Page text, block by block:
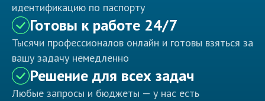
идентификацию по паспорту
Готовы к работе 24/7
Тысячи профессионалов онлайн и готовы взяться за
вашу задачу немедленно
Решение для всех задач
Любые запросы и бюджеты — у нас есть